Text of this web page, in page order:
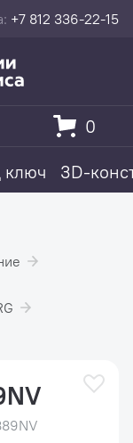
+7 812 336-22-15
ключ 3D-
0